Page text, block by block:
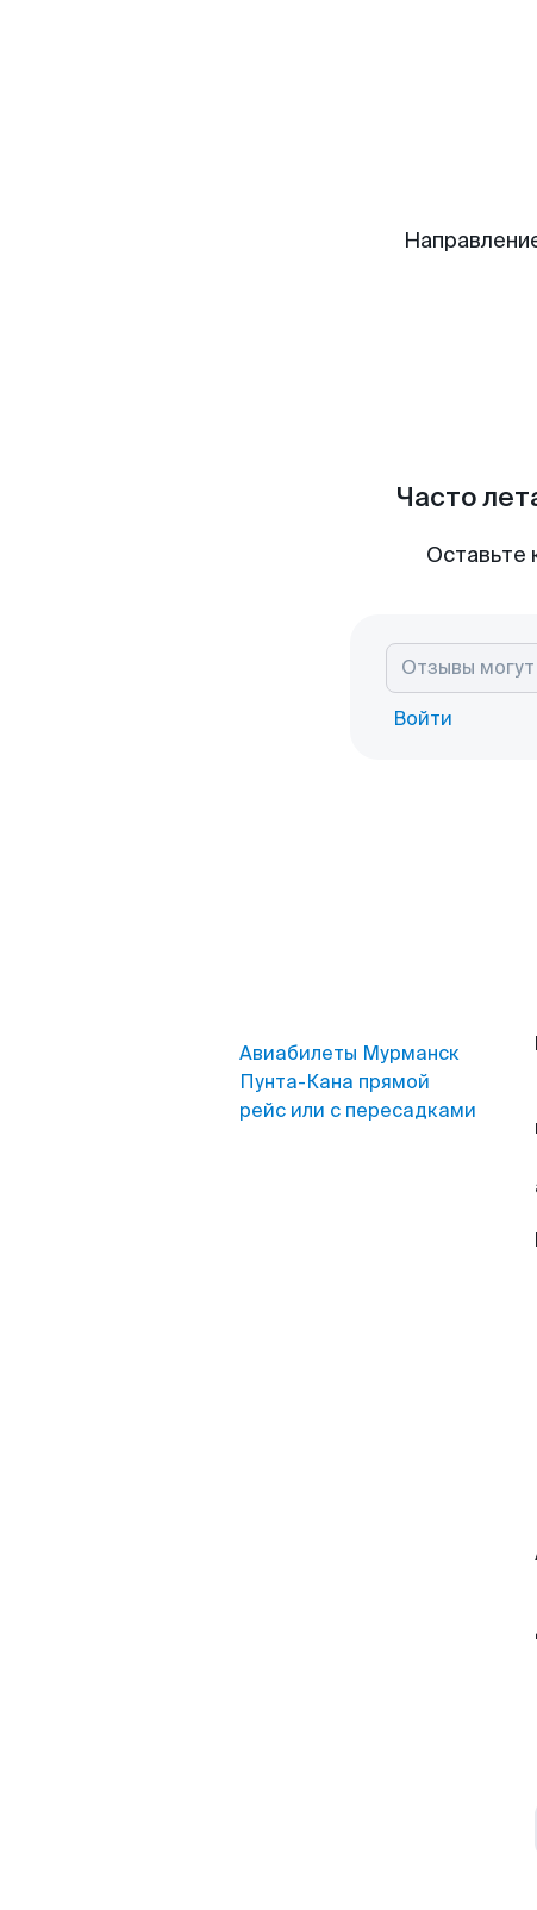
Часто
Оставьте
Войти
Авиабилеты Мурманск
Пунта-Кана прямой
рейс или с пересадками